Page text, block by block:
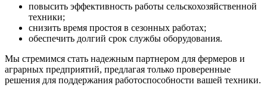
повысить эффективность работы сельскохозяйственной
техники;
снизить время простоя в сезонных работах;
обеспечить долгий срок службы оборудования.
Мы стремимся стать надежным партнером для фермеров и
аграрных предприятий, предлагая только проверенные
решения для поддержания работоспособности вашей техники.